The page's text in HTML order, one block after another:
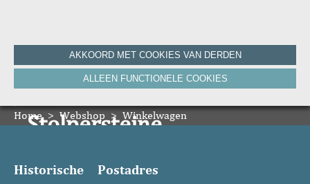
Home
Historie
Bronnen
Nieuws
HVV-WebNieuws
Stolpersteine
AKKOORD MET COOKIES VAN DERDEN
ALLEEN FUNCTIONELE COOKIES
Home > Webshop > Winkelwagen
Historische
Postadres